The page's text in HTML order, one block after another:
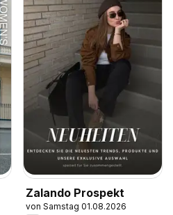
Zalando Prospekt
von Samstag 01.08.2026